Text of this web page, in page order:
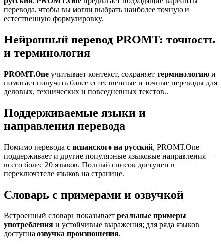
перевода, чтобы вы могли выбрать наиболее точную и
естественную формулировку.
Нейронный перевод PROMT: точность
и терминология
PROMT.One учитывает контекст, сохраняет терминологию и
помогает получать более естественные и точные переводы для
деловых, технических и повседневных текстов..
Поддерживаемые языки и
направления перевода
Помимо перевода с испанского на русский, PROMT.One
поддерживает и другие популярные языковые направления —
всего более 20 языков. Полный список доступен в
переключателе языков на странице.
Словарь с примерами и озвучкой
Встроенный словарь показывает реальные примеры
употребления и устойчивые выражения; для ряда языков
доступна озвучка произношения.